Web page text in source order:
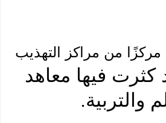
من مراكز التهذيب
كثرت فيها معاهد
والتربية.